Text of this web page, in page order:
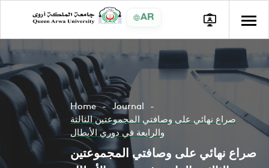
AR
Home
Journal
صراع نهائي على وصافتي المجموعتين الثالثة
والرابعة في دوري الأبطال
صراع نهائي على وصافتي المجموعتين